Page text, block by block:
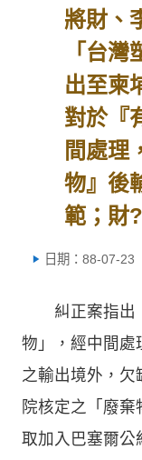
將財、
「台
出至柬
對於『
間處理
物』後
範；財?
日期：88-07-23
糾正案指出：
物」，經中間處
之輸出境外，欠
院核定之「廢
取加入巴塞爾公